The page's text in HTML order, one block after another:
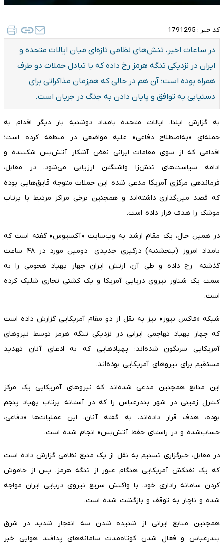
کد خبر : 1791295
در ساعات اخیر، تنش‌های نظامی تازه‌ای میان ایالات متحده و
ایران در نزدیکی تنگه هرمز رخ داده که با تبادل حملات دو طرف
همراه بوده است؛ آن هم در حالی که هم‌زمان مذاکراتی برای
دستیابی به توافق و پایان دادن به جنگ در جریان است.
به گزارش ایلنا، ایالات متحده بامداد دوشنبه بار دیگر اقدام به
حمله‌ای «به‌اصطلاح دفاعی» علیه مواضعی در منطقه کرده است؛
اقدامی که از سوی مقامات ایرانی نقض آشکار آتش‌بس شکننده و
ادامه سیاست‌های تنش‌زا واشنگتن ارزیابی می‌شود. در مقابل،
فرماندهی مرکزی آمریکا مدعی شده این حملات متوجه قایق‌هایی بوده
که قصد مین‌گذاری داشته‌اند و همچنین برخی مراکز مرتبط با پرتاب
موشک را هدف قرار داده است.
در همین حال، یک مقام ارشد به وب‌سایت «آکسیوس» گفته است که
بامداد امروز (پنجشنبه) درگیری جدیدی—دومین مورد در ۴۸ ساعت
گذشته—رخ داده و طی آن، ارتش ایران چهار پهپاد هجومی را به
سمت یک شناور نیروی دریایی آمریکا و یک کشتی تجاری شلیک کرده
است.
شبکه «فاکس نیوز» نیز به نقل از دو مقام آمریکایی گزارش داده است
که چهار پهپاد تهاجمی ایرانی در نزدیکی تنگه هرمز توسط نیروهای
آمریکایی سرنگون شده‌اند؛ پهپادهایی که به ادعای آنان تهدید
مستقیم برای نیروهای آمریکایی بوده‌اند.
این منابع همچنین مدعی شده‌اند که نیروهای آمریکایی یک مرکز
کنترل زمینی در شهر بندرعباس را که در آستانه پرتاب پهپاد پنجم
بوده، هدف قرار داده‌اند. به گفته آنان، این عملیات‌ها «دفاعی،
حساب‌شده و در راستای حفظ آتش‌بس» انجام شده است.
در مقابل، خبرگزاری تسنیم به نقل از یک منبع نظامی گزارش داده است
که یک نفتکش آمریکایی هنگام عبور از تنگه هرمز، پس از خاموش
کردن سامانه راداری خود، با واکنش سریع نیروی دریایی ایران مواجه
شده و ناچار به توقف و بازگشت شده است.
همچنین منابع ایرانی از شنیده شدن سه انفجار شدید در شرق
بندرعباس و فعال شدن کوتاه‌مدت سامانه‌های پدافند هوایی خبر